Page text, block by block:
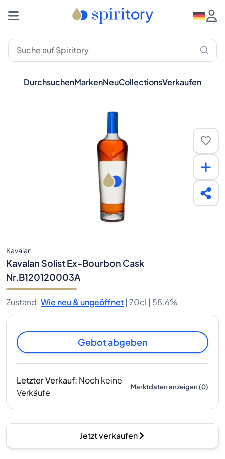
DurchsuchenMarkenNeuCollectionsVerkaufen
Kavalan
Kavalan Solist Ex-Bourbon Cask
Nr.B120120003A
Zustand: Wie neu & ungeöffnet | 70cl | 58.6%
Gebot abgeben
Letzter Verkauf: Noch keine
Verkäufe
Marktdaten anzeigen(0)
Jetzt verkaufen